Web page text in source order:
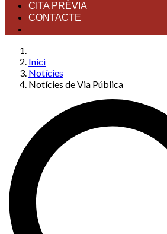
CITA PRÈVIA
CONTACTE
Inici
Notícies
Notícies de Via Pública